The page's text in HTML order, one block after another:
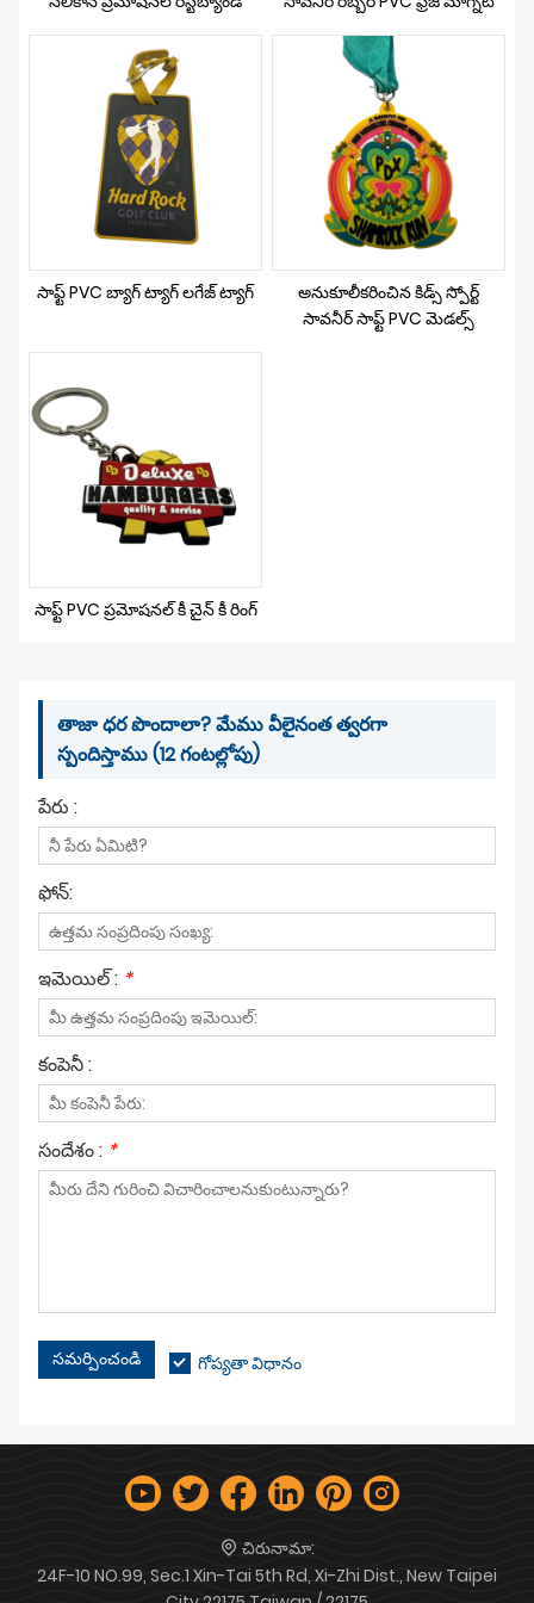
న్యూస్
సాఫ్ట్ PVC బ్యాగ్ ట్యాగ్ లగేజ్ ట్యాగ్
అనుకూలీకరించిన కిడ్స్ స్పోర్ట్
సావనీర్ సాఫ్ట్ PVC మెడల్స్
సాఫ్ట్ PVC ప్రమోషనల్ కీ చైన్ కీ రింగ్
తాజా ధర పొందాలా? మేము వీలైనంత త్వరగా
స్పందిస్తాము (12 గంటల్లోపు)
పేరు :
ఫోన్:
ఇమెయిల్ : *
కంపెనీ :
సందేశం : *
సమర్పించండి గోప్యతా విధానం
చిరునామా:
24F-10 NO.99, Sec.1 Xin-Tai 5th Rd, Xi-Zhi Dist., New Taipei